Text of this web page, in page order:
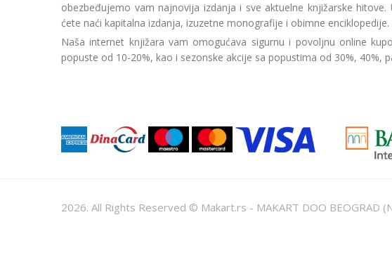
obezbeđujemo vam najnovija izdanja i sve aktuelne knjižarske hitove.
ćete naći kapitalna izdanja, izuzetne monografije i obimne enciklopedije.
Naša internet knjižara vam omogućava sigurnu i povoljnu online
popuste od 10-20%, kao i sezonske akcije sa popustima od 30%, 40%,
2026. All Rights Reserved © Makart.rs - MAKART DOO BEOGRAD